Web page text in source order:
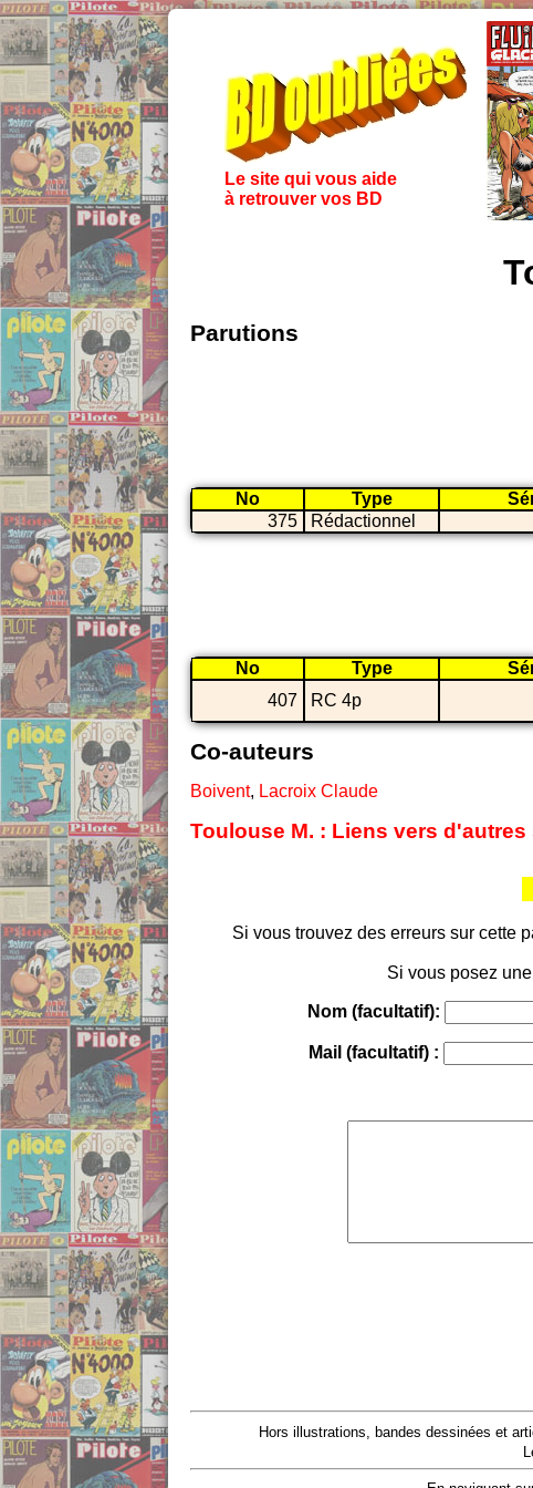
Le site qui vous aide
à retrouver vos BD
Parutions
No Type
375
Rédactionnel
No Type
407
RC 4p
Co-auteurs
Boivent, Lacroix Claude
Toulouse M. : Liens vers
Si vous trouvez des erreurs sur cette
Si vous posez
Nom (facultatif):
Mail (facultatif) :
Hors illustrations, bandes dessinées et